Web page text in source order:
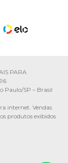
PARA
Paulo/SP – Brasil
internet. Vendas
produtos exibidos